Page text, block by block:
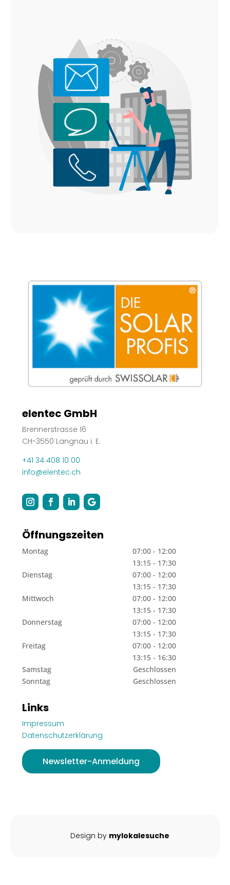
elentec GmbH
Brennerstrasse 16
CH-3550 Langnau i. E.
+41 34 408 10 00
info@elentec.ch
Öffnungszeiten
Montag
07:00 - 12:00
13:15 - 17:30
Dienstag
07:00 - 12:00
13:15 - 17:30
Mittwoch
07:00 - 12:00
13:15 - 17:30
Donnerstag
07:00 - 12:00
13:15 - 17:30
Freitag
07:00 - 12:00
13:15 - 16:30
Samstag
Geschlossen
Sonntag
Geschlossen
Links
Impressum
Datenschutzerklärung
Newsletter-Anmeldung
Design by mylokalesuche